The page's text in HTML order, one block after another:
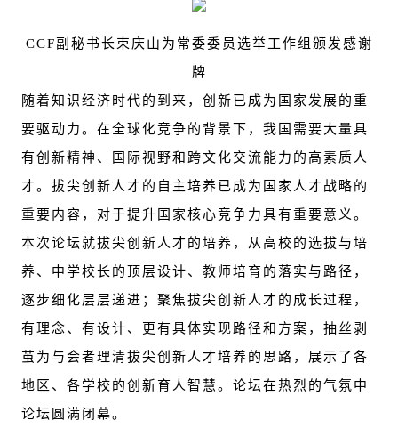
CCF副秘书长束庆山为常委委员选举工作组颁发感谢
牌
随着知识经济时代的到来，创新已成为国家发展的重
要驱动力。在全球化竞争的背景下，我国需要大量具
有创新精神、国际视野和跨文化交流能力的高素质人
才。拔尖创新人才的自主培养已成为国家人才战略的
重要内容，对于提升国家核心竞争力具有重要意义。
本次论坛就拔尖创新人才的培养，从高校的选拔与培
养、中学校长的顶层设计、教师培育的落实与路径，
逐步细化层层递进；聚焦拔尖创新人才的成长过程，
有理念、有设计、更有具体实现路径和方案，抽丝剥
茧为与会者理清拔尖创新人才培养的思路，展示了各
地区、各学校的创新育人智慧。论坛在热烈的气氛中
论坛圆满闭幕。